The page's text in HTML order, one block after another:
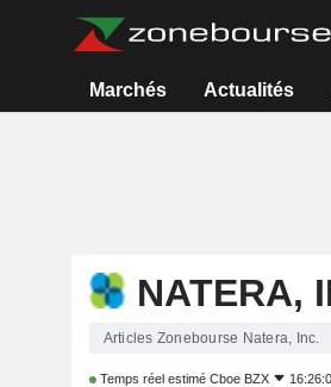
Marchés Actualités
NATERA,
Articles Zonebourse Natera, Inc.
Temps réel estimé Cboe BZX